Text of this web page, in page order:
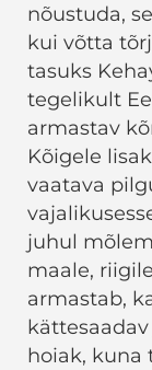
nõustuda,
kui võtta
tasuks
tegelikult
armastav
Kõigele
vaatava
juhul
maale,
armastab,
hoiak, kuna